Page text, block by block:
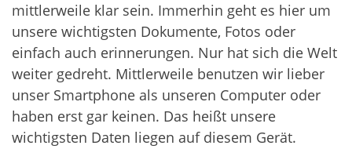
mittlerweile klar sein. Immerhin geht es hier um
unsere wichtigsten Dokumente, Fotos oder
einfach auch erinnerungen. Nur hat sich die Welt
weiter gedreht. Mittlerweile benutzen wir lieber
unser Smartphone als unseren Computer oder
haben erst gar keinen. Das heißt unsere
wichtigsten Daten liegen auf diesem Gerät.